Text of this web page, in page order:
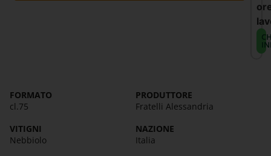
FORMATO
cl.75
PRODUTTORE
Fratelli Alessandria
VITIGNI
Nebbiolo
NAZIONE
Italia